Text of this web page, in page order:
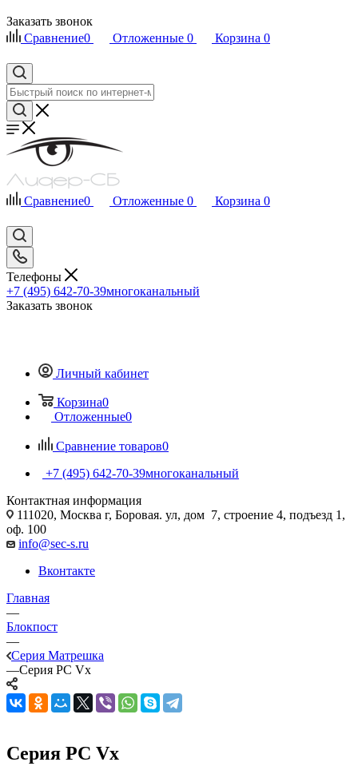
Заказать звонок
Сравнение0 Отложенные 0 Корзина 0
Сравнение0 Отложенные 0 Корзина 0
Телефоны
+7 (495) 642-70-39многоканальный
Заказать звонок
Личный кабинет
Корзина0
Отложенные0
Сравнение товаров0
+7 (495) 642-70-39многоканальный
Контактная информация
111020, Москва г, Боровая. ул, дом 7, строение 4, подъезд 1,
оф. 100
info@sec-s.ru
Вконтакте
Главная
—
Блокпост
—
Серия Матрешка
—Серия PC Vx
Серия PC Vx